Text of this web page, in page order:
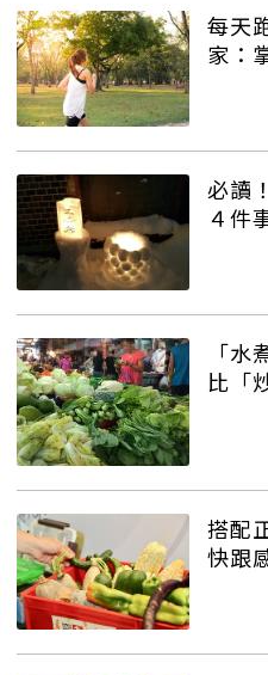
每天
家：
必讀
４件
「
比「
搭配
快跟